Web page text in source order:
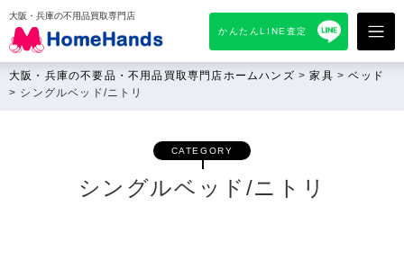
大阪・兵庫の不用品買取専門店
かんたんLINE査定
大阪・兵庫の不要品・不用品買取専門店ホームハンズ >家具 >ベッド
> シングルベッド/ニトリ
CATEGORY
シングルベッド/ニトリ